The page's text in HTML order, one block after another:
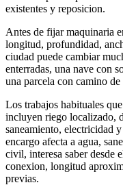
existentes y reposicion.
Antes de fijar maquinaria
longitud, profundidad,
ciudad puede cambiar
enterradas, una nave con
una parcela con camino
Los trabajos habituales
incluyen riego localizado,
saneamiento, electricidad
encargo afecta a agua,
civil, interesa saber desde
conexion, longitud
previas.